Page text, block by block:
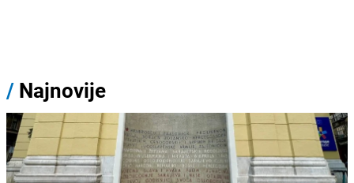
/ Najnovije